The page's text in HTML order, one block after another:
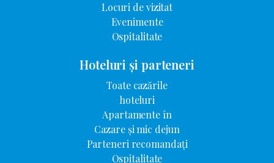
Locuri de vizitat
Evenimente
Ospitalitate
Hoteluri și parteneri
Toate cazările
hoteluri
Apartamente în
Cazare și mic dejun
Parteneri recomandați
Ospitalitate